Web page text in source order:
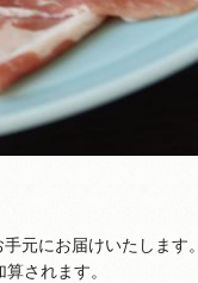
元にお届けいたします。
されます。